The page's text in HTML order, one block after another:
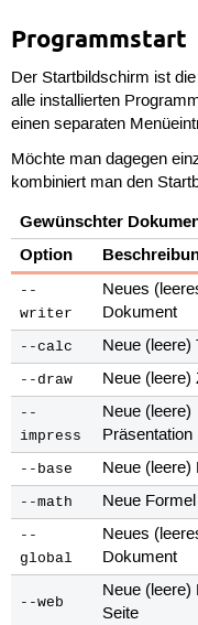
Programmstart
Der Startbildschirm ist
alle installierten
einen separaten
Möchte man dagegen
kombiniert man den
Gewünschter
Option
--
writer
Neues
Dokument
--calc Neue (leere)
--draw Neue (leere)
--
impress
Neue (leere)
Präsentation
--base Neue (leere)
--math Neue Formel
--
global
Neues
Dokument
--web
Neue (leere)
Seite